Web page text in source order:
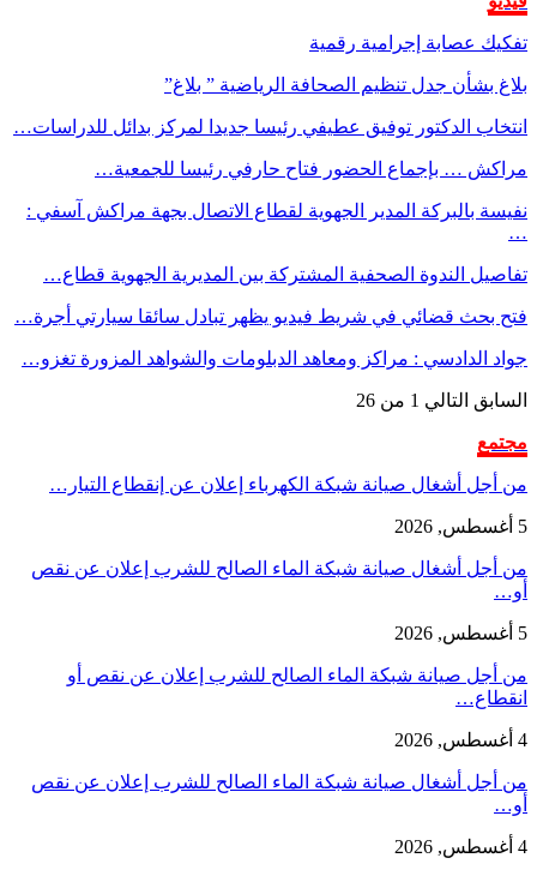
تفكيك عصابة إجرامية رقمية
بلاغ بشأن جدل تنظيم الصحافة الرياضية ” بلاغ”
انتخاب الدكتور توفيق عطيفي رئيسا جديدا لمركز بدائل للدراسات…
مراكش … بإجماع الحضور فتاح حارفي رئيسا للجمعية…
نفيسة بالبركة المدير الجهوية لقطاع الاتصال بجهة مراكش آسفي :
…
تفاصيل الندوة الصحفية المشتركة بين المديرية الجهوية قطاع…
فتح بحث قضائي في شريط فيديو يظهر تبادل سائقا سيارتي أجرة…
جواد الدادسي : مراكز ومعاهد الدبلومات والشواهد المزورة تغزو…
السابق التالي 1 من 26
مجتمع
من أجل أشغال صيانة شبكة الكهرباء إعلان عن إنقطاع التيار…
5 أغسطس, 2026
من أجل أشغال صيانة شبكة الماء الصالح للشرب إعلان عن نقص
أو…
5 أغسطس, 2026
من أجل صيانة شبكة الماء الصالح للشرب إعلان عن نقص أو
انقطاع…
4 أغسطس, 2026
من أجل أشغال صيانة شبكة الماء الصالح للشرب إعلان عن نقص
أو…
4 أغسطس, 2026